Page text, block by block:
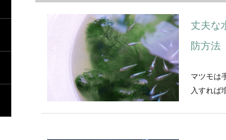
丈夫な
防方法
マツモは
入すれば